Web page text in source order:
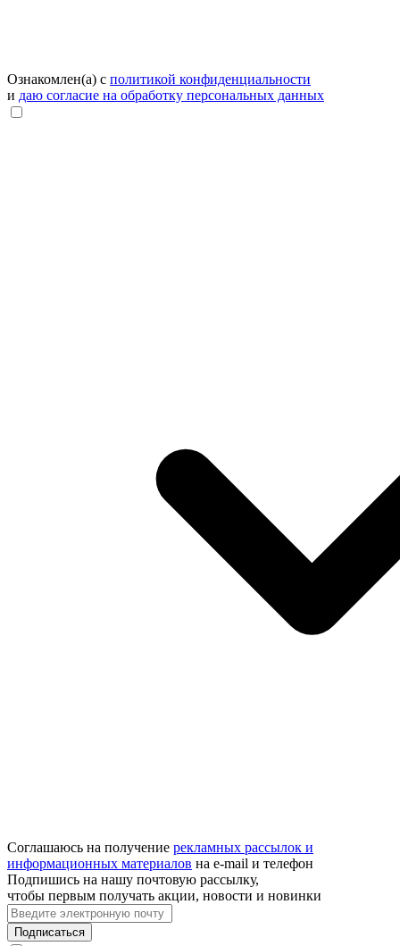
Ознакомлен(а) с политикой конфиденциальности
и даю согласие на обработку персональных данных
Соглашаюсь на получение рекламных рассылок и
информационных материалов на e‑mail и телефон
Подпишись на нашу почтовую рассылку,
чтобы первым получать акции, новости и новинки
Подписаться